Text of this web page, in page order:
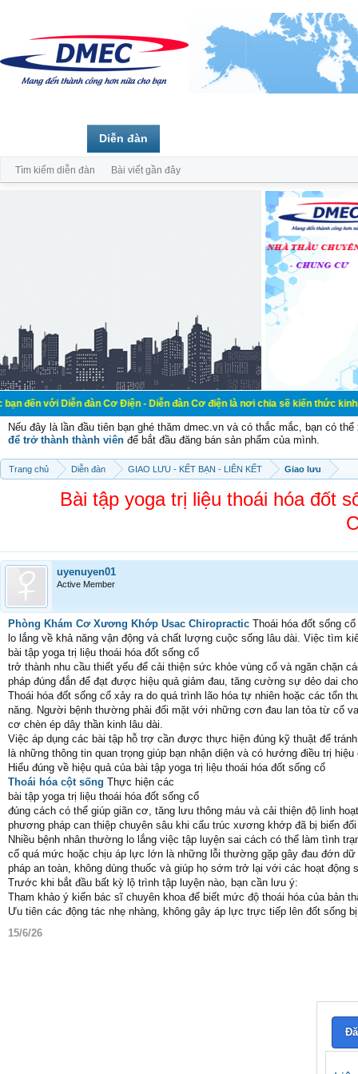
Diễn đàn Cơ Điện - Diễn đàn Cơ điện là nơi chia sẽ kiến thức kinh nghiệm
Nếu đây là lần đầu tiên bạn ghé thăm dmec.vn và có thắc mắc, bạn có
để trở thành thành viên để bắt đầu đăng bán sản phẩm của mình.
Trang chủ Diễn đàn GIAO LƯU - KẾT BẠN - LIÊN KẾT Giao lưu
Bài tập yoga trị liệu thoái hóa đốt
uyenuyen01
Active Member
Phòng Khám Cơ Xương Khớp Usac Chiropractic Thoái hóa đốt sống
lo lắng về khả năng vận động và chất lượng cuộc sống lâu dài. Việc tìm
bài tập yoga trị liệu thoái hóa đốt sống cổ
trở thành nhu cầu thiết yếu để cải thiện sức khỏe vùng cổ và ngăn chặn
pháp đúng đắn để đạt được hiệu quả giảm đau, tăng cường sự dẻo dai
Thoái hóa đốt sống cổ xảy ra do quá trình lão hóa tự nhiên hoặc các tổn
năng. Người bệnh thường phải đối mặt với những cơn đau lan tỏa từ cổ
cơ chèn ép dây thần kinh lâu dài.
Việc áp dụng các bài tập hỗ trợ cần được thực hiện đúng kỹ thuật để
là những thông tin quan trọng giúp bạn nhận diện và có hướng điều trị hiệu
Hiểu đúng về hiệu quả của bài tập yoga trị liệu thoái hóa đốt sống cổ
Thoái hóa cột sống Thực hiện các
bài tập yoga trị liệu thoái hóa đốt sống cổ
đúng cách có thể giúp giãn cơ, tăng lưu thông máu và cải thiện độ linh
phương pháp can thiệp chuyên sâu khi cấu trúc xương khớp đã bị biến
Nhiều bệnh nhân thường lo lắng việc tập luyện sai cách có thể làm tình
cổ quá mức hoặc chịu áp lực lớn là những lỗi thường gặp gây đau đớn
pháp an toàn, không dùng thuốc và giúp họ sớm trở lại với các hoạt
Trước khi bắt đầu bất kỳ lộ trình tập luyện nào, bạn cần lưu ý:
Tham khảo ý kiến bác sĩ chuyên khoa để biết mức độ thoái hóa của bản
Ưu tiên các động tác nhẹ nhàng, không gây áp lực trực tiếp lên đốt sống
15/6/26
Diễn đàn
Tìm kiếm diễn đàn Bài viết gần đây